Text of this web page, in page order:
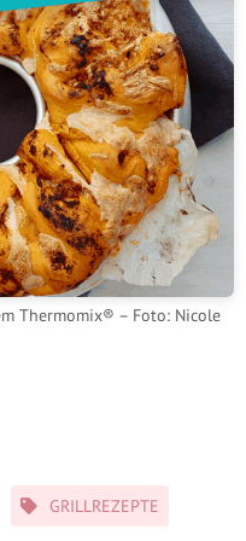
Thermomix® – Foto: Nicole
GRILLREZEPTE